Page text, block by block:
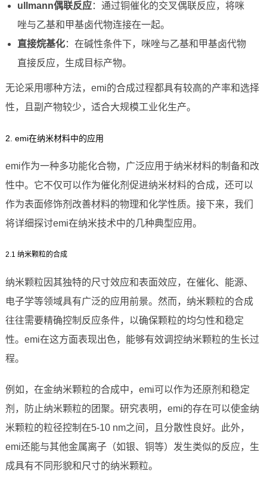
ullmann偶联反应：通过铜催化的交叉偶联反应，将咪
唑与乙基和甲基卤代物连接在一起。
直接烷基化：在碱性条件下，咪唑与乙基和甲基卤代物
直接反应，生成目标产物。
无论采用哪种方法，emi的合成过程都具有较高的产率和选择
性，且副产物较少，适合大规模工业化生产。
2. emi在纳米材料中的应用
emi作为一种多功能化合物，广泛应用于纳米材料的制备和改
性中。它不仅可以作为催化剂促进纳米材料的合成，还可以
作为表面修饰剂改善材料的物理和化学性质。接下来，我们
将详细探讨emi在纳米技术中的几种典型应用。
2.1 纳米颗粒的合成
纳米颗粒因其独特的尺寸效应和表面效应，在催化、能源、
电子学等领域具有广泛的应用前景。然而，纳米颗粒的合成
往往需要精确控制反应条件，以确保颗粒的均匀性和稳定
性。emi在这方面表现出色，能够有效调控纳米颗粒的生长过
程。
例如，在金纳米颗粒的合成中，emi可以作为还原剂和稳定
剂，防止纳米颗粒的团聚。研究表明，emi的存在可以使金纳
米颗粒的粒径控制在5-10 nm之间，且分散性良好。此外，
emi还能与其他金属离子（如银、铜等）发生类似的反应，生
成具有不同形貌和尺寸的纳米颗粒。